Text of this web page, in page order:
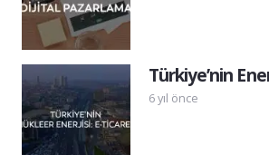
Türkiye’nin
6 yıl önce